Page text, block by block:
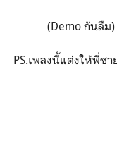
(Demo กันลืม)
PS.เพลงนี้แต่งให้พี่ช